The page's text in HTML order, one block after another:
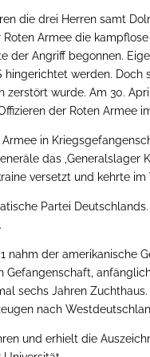
die drei Herren samt
Armee die
der Angriff begonnen.
werden. Doch
zerstört wurde. Am 30.
der Roten Armee
in
das ‚Generalslager
versetzt und kehrte
Partei
nahm der amerikanische
sechs Jahren
nach
und erhielt die